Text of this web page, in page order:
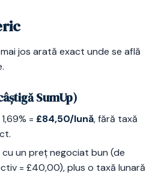
jos arată exact unde se află
SumUp)
= £84,50/lună, fără taxă
cu un preț negociat bun (de
= £40,00), plus o taxă lunară